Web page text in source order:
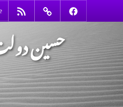
Facebook
Contact
RSS
حسین